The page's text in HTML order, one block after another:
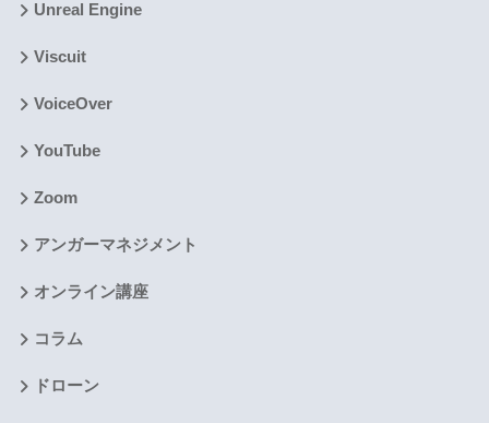
Unreal Engine
Viscuit
VoiceOver
YouTube
Zoom
アンガーマネジメント
オンライン講座
コラム
ドローン